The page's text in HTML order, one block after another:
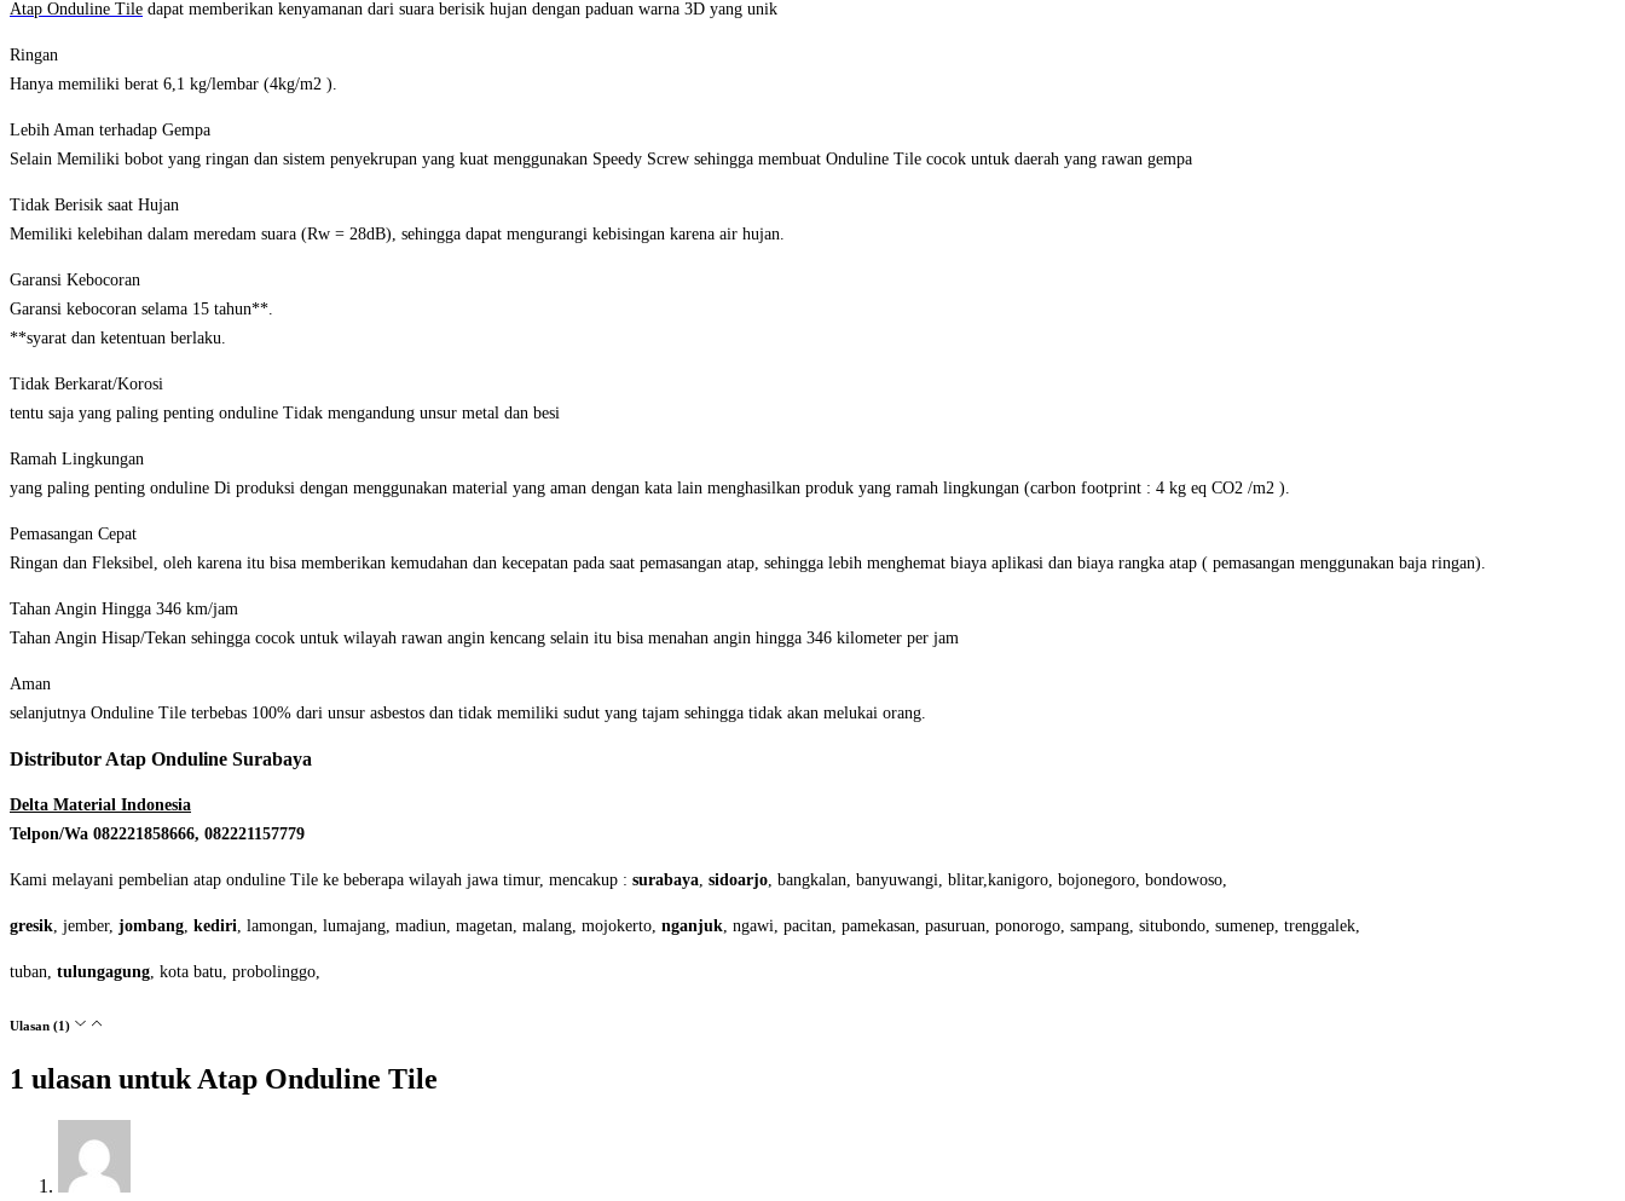
Atap Onduline Tile dapat memberikan kenyamanan dari suara berisik hujan dengan paduan warna 3D yang unik
Ringan
Hanya memiliki berat 6,1 kg/lembar (4kg/m2 ).
Lebih Aman terhadap Gempa
Selain Memiliki bobot yang ringan dan sistem penyekrupan yang kuat menggunakan Speedy Screw sehingga membuat Onduline Tile cocok untuk daerah yang rawan gempa
Tidak Berisik saat Hujan
Memiliki kelebihan dalam meredam suara (Rw = 28dB), sehingga dapat mengurangi kebisingan karena air hujan.
Garansi Kebocoran
Garansi kebocoran selama 15 tahun**.
**syarat dan ketentuan berlaku.
Tidak Berkarat/Korosi
tentu saja yang paling penting onduline Tidak mengandung unsur metal dan besi
Ramah Lingkungan
yang paling penting onduline Di produksi dengan menggunakan material yang aman dengan kata lain menghasilkan produk yang ramah lingkungan (carbon footprint : 4 kg eq CO2 /m2 ).
Pemasangan Cepat
Ringan dan Fleksibel, oleh karena itu bisa memberikan kemudahan dan kecepatan pada saat pemasangan atap, sehingga lebih menghemat biaya aplikasi dan biaya rangka atap ( pemasangan menggunakan baja ringan).
Tahan Angin Hingga 346 km/jam
Tahan Angin Hisap/Tekan sehingga cocok untuk wilayah rawan angin kencang selain itu bisa menahan angin hingga 346 kilometer per jam
Aman
selanjutnya Onduline Tile terbebas 100% dari unsur asbestos dan tidak memiliki sudut yang tajam sehingga tidak akan melukai orang.
Distributor Atap Onduline Surabaya
Delta Material Indonesia
Telpon/Wa 082221858666, 082221157779
Kami melayani pembelian atap onduline Tile ke beberapa wilayah jawa timur, mencakup : surabaya sidoarjo , bangkalan, banyuwangi, blitar,kanigoro, bojonegoro, bondowoso,
gresik , jember, jombang kediri , lamongan, lumajang, madiun, magetan, malang, mojokerto, nganjuk , ngawi, pacitan, pamekasan, pasuruan, ponorogo, sampang, situbondo, sumenep, trenggalek,
tuban, tulungagung , kota batu, probolinggo,
Ulasan (1)
1 ulasan untukAtap Onduline Tile